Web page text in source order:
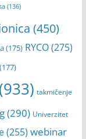
(136)
(450)
(175) RYCO(275)
(933) takmičenje
(290) Univerzitet
(255) webinar